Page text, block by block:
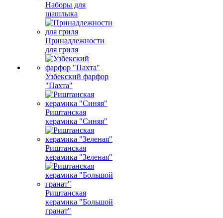
Наборы для
шашлыка
Принадлежности
для гриля
Узбекский фарфор
"Пахта"
Риштанская
керамика "Синяя"
Риштанская
керамика "Зеленая"
Риштанская
керамика "Большой
гранат"